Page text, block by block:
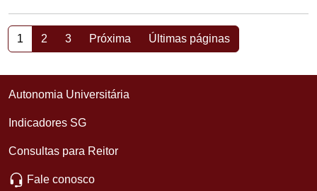
1 2 3 Próxima Últimas páginas
Autonomia Universitária
Indicadores SG
Consultas para Reitor
Fale conosco